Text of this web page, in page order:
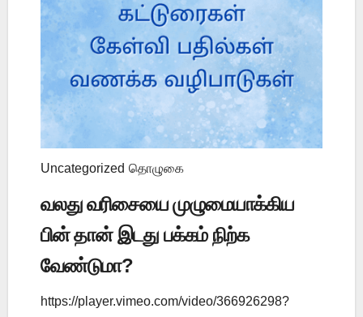
Uncategorized தொழுகை
வலது வரிசையை முழுமையாக்கிய
பின் தான் இடது பக்கம் நிற்க
வேண்டுமா?
https://player.vimeo.com/video/366926298?